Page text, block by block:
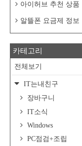
아이허브 추천 상품
알뜰폰 요금제 정보
카테고리
전체보기
IT는내친구
장바구니
IT소식
Windows
PC점검+조립